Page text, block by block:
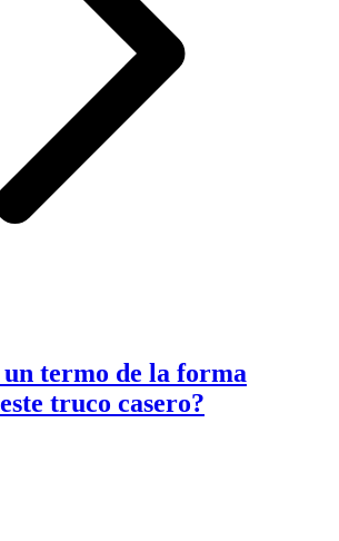
termo de la forma
truco casero?